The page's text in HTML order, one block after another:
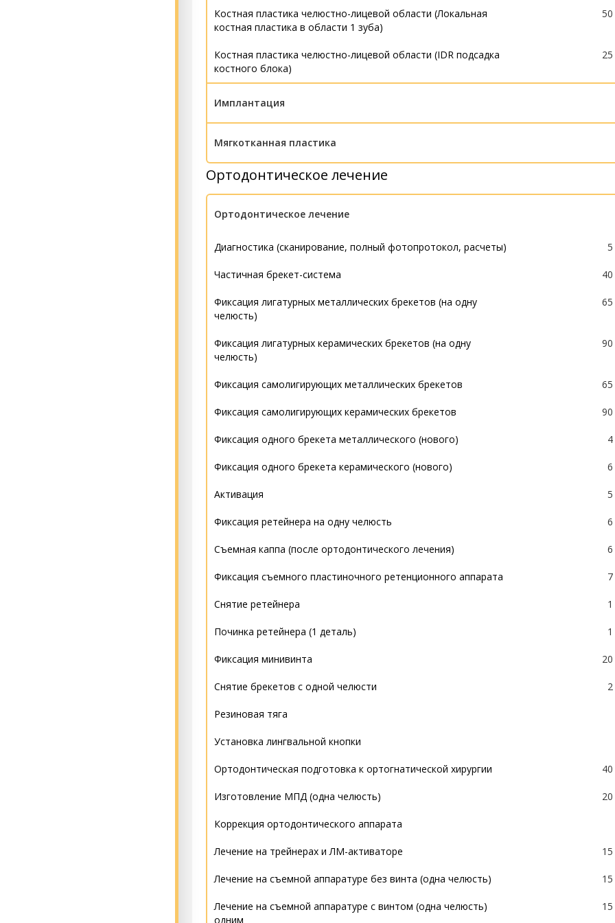
Костная пластика челюстно-лицевой области (Локальная
костная пластика в области 1 зуба)
Костная пластика челюстно-лицевой области (IDR подсадка
костного блока)
Имплантация
Внутрикостная дентальная имплантация STRAUMANN
(Швейцария)
Извлечение несостоятельного имплантата
Операция All on 4 (всё на 4) OSSTEM (Ю.Корея)
Мягкотканная пластика
Гингивопластика Закрытие рецессии десны (ССТ, СДТ) в
Синус-лифтинг закрытый (костная пластика, остеопластика)
Синус-лифтинг открытый (костная пластика, остеопластика)
Изготовление компьютерного хирургического шаблона
Применение резорбируемой мембраны
Ортодонтическое лечение
Ортодонтическое лечение
Диагностика (сканирование, полный фотопротокол, расчеты)
Частичная брекет-система
Фиксация лигатурных металлических брекетов (на одну
челюсть)
Фиксация лигатурных керамических брекетов (на одну
челюсть)
Фиксация самолигирующих металлических брекетов
Фиксация самолигирующих керамических брекетов
Фиксация одного брекета металлического (нового)
Фиксация одного брекета керамического (нового)
Активация
Фиксация ретейнера на одну челюсть
Съемная каппа (после ортодонтического лечения)
Фиксация съемного пластиночного ретенционного аппарата
Снятие ретейнера
Починка ретейнера (1 деталь)
Фиксация минивинта
Снятие брекетов с одной челюсти
Резиновая тяга
Установка лингвальной кнопки
Ортодонтическая подготовка к ортогнатической хирургии
Изготовление МПД (одна челюсть)
Коррекция ортодонтического аппарата
Лечение на трейнерах и ЛМ-активаторе
Лечение на съемной аппаратуре без винта (одна челюсть)
Лечение на съемной аппаратуре с винтом (одна челюсть)
одним